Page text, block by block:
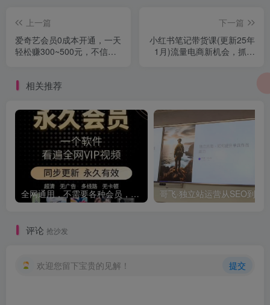
上一篇
爱奇艺会员0成本开通，一天
轻松赚300~500元，不信来
下一篇
小红书笔记带货课(更新25年
1月)流量电商新机会，抓住
相关推荐
全网通用，不需要各种会员，再也不缺电影看！！
评论 抢沙发
欢迎您留下宝贵的见解！ 提交